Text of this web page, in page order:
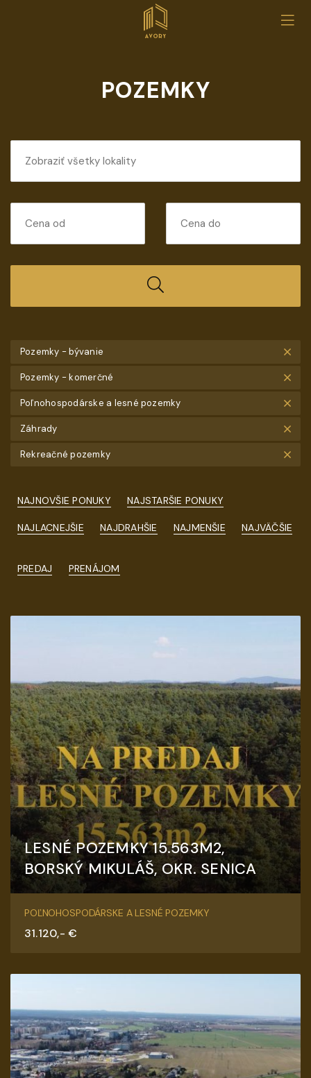
POZEMKY
Pozemky - bývanie
Pozemky - komerčné
Poľnohospodárske a lesné pozemky
Záhrady
Rekreačné pozemky
NAJNOVŠIE PONUKY NAJSTARŠIE PONUKY
NAJLACNEJŠIE NAJDRAHŠIE NAJMENŠIE NAJVÄČŠIE
PREDAJ PRENÁJOM
LESNÉ POZEMKY 15.563M2,
BORSKÝ MIKULÁŠ, OKR. SENICA
Borský Mikuláš
POĽNOHOSPODÁRSKE A LESNÉ POZEMKY
31.120,- €